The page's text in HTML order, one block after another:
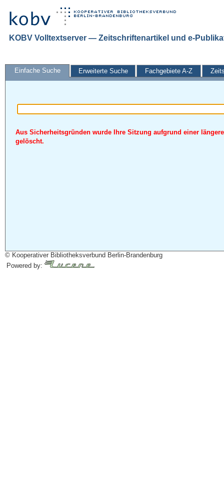
KOBV Volltextserver — Zeitschriftenartikel und e-
Einfache Suche Erweiterte Suche Fachgebiete A-Z
Aus Sicherheitsgründen wurde Ihre Sitzung aufgrund einer
gelöscht.
© Kooperativer Bibliotheksverbund Berlin-Brandenburg
Powered by: